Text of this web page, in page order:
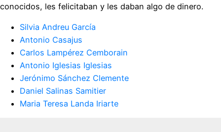
conocidos, les felicitaban y les daban algo de dinero.
Silvia Andreu García
Antonio Casajus
Carlos Lampérez Cemborain
Antonio Iglesias Iglesias
Jerónimo Sánchez Clemente
Daniel Salinas Samitier
Maria Teresa Landa Iriarte